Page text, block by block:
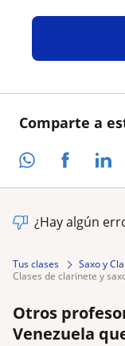
Comparte a
¿Hay algún
Tus clases
Saxo y
clases de clarinete y
Otros
Venezuela